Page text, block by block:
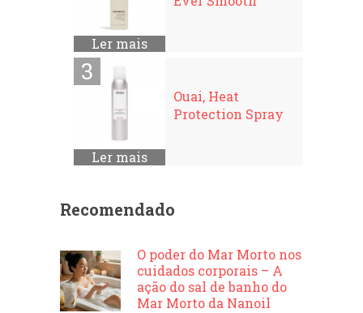
Ler mais
Ouai, Heat
Protection Spray
Ler mais
Recomendado
O poder do Mar Morto nos
cuidados corporais – A
ação do sal de banho do
Mar Morto da Nanoil